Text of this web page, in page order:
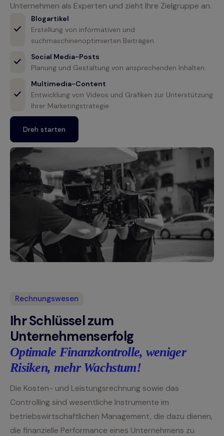
Unternehmen als Experten und zieht Ihre Zielgruppe an.
Blogartikel
Erstellung von informativen und
suchmaschinenoptimierten Beiträgen.
Social Media-Posts
Planung und Gestaltung von ansprechenden Inhalten.
Multimedia-Content
Entwicklung von Videos und Grafiken zur Unterstützung
Ihrer Marketingstrategie.
Dreh starten
Rechnungswesen
Ihr Schlüssel zum
Unternehmenserfolg
Optimale Finanzkontrolle, weniger
Risiken, mehr Wachstum!
Die Kosten- und Leistungsrechnung sowie das
Controlling sind wesentliche Instrumente im
betriebswirtschaftlichen Management, die dazu dienen,
die finanzielle Performance eines Unternehmens zu